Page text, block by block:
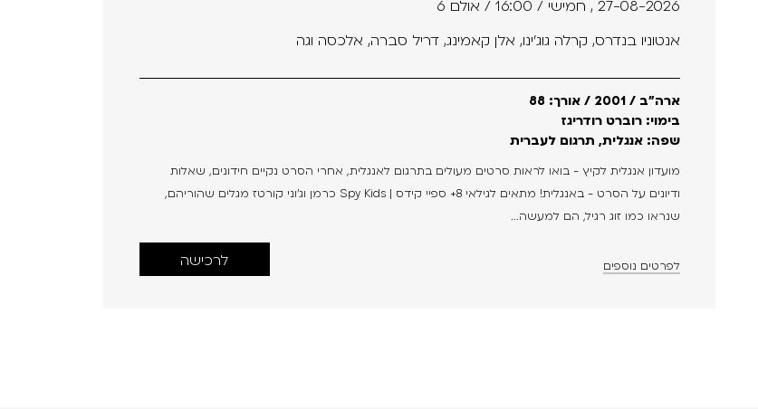
27-08-2026 , חמישי / 16:00 / אולם 6
אנטוניו בנדרס, קרלה גוג'ינו, אלן קאמינג, דריל סברה, אלכסה וגה
ארה"ב / 2001 / אורך: 88
בימוי: רוברט רודריגז
שפה: אנגלית, תרגום לעברית
מועדון אנגלית לקיץ - בואו לראות סרטים מעולים בתרגום לאנגלית, אחרי הסרט נקיים חידונים, שאלות
ודיונים על הסרט - באנגלית! מתאים לגילאי 8+ ספיי קידס | Spy Kids כרמן וג'וני קורטז מגלים שהוריהם,
שנראו כמו זוג רגיל, הם למעשה...
לפרטים נוספים לרכישה